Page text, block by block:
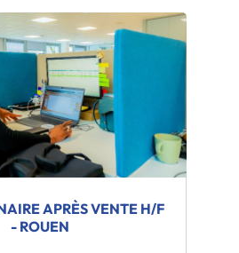
APRÈS VENTE H/F
- ROUEN